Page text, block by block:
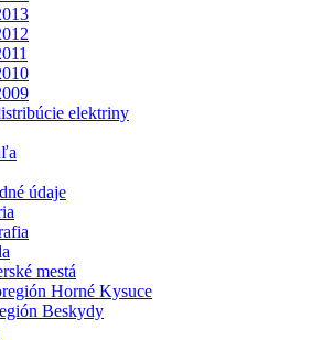
elektriny
údaje
mestá
Horné Kysuce
Beskydy